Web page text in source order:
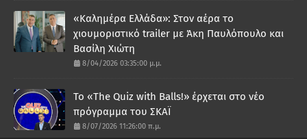
«Καλημέρα Ελλάδα»: Στον αέρα το
χιουμοριστικό trailer με Άκη Παυλόπουλο και
Βασίλη Χιώτη
8/04/2026 03:35:00 μ.μ.
Το «The Quiz with Balls!» έρχεται στο νέο
πρόγραμμα του ΣΚΑΪ
8/07/2026 11:26:00 π.μ.